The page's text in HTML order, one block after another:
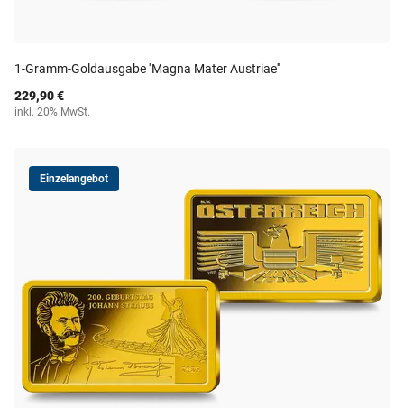
1-Gramm-Goldausgabe ''Magna Mater Austriae''
229,90 €
inkl. 20% MwSt.
Einzelangebot